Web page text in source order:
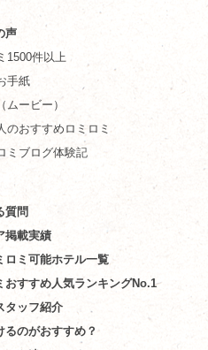
声
1500件以上
手紙
ムービー）
のおすすめロミロミ
ミブログ体験記
質問
掲載実績
ロミ可能ホテル一覧
おすすめ人気ランキングNo.1
タッフ紹介
るのがおすすめ？